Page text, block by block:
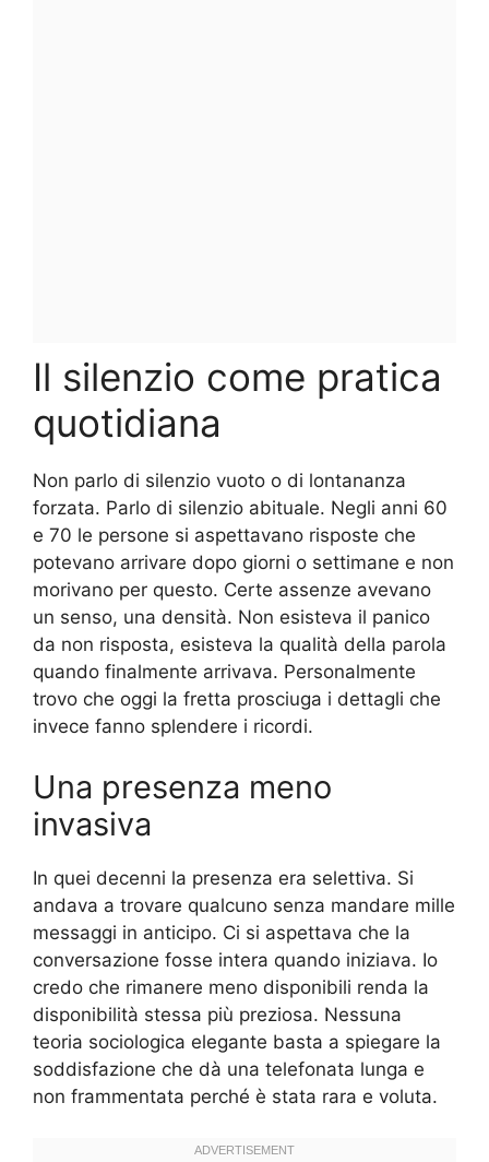
Il silenzio come pratica
quotidiana
Non parlo di silenzio vuoto o di lontananza
forzata. Parlo di silenzio abituale. Negli anni 60
e 70 le persone si aspettavano risposte che
potevano arrivare dopo giorni o settimane e non
morivano per questo. Certe assenze avevano
un senso, una densità. Non esisteva il panico
da non risposta, esisteva la qualità della parola
quando finalmente arrivava. Personalmente
trovo che oggi la fretta prosciuga i dettagli che
invece fanno splendere i ricordi.
Una presenza meno
invasiva
In quei decenni la presenza era selettiva. Si
andava a trovare qualcuno senza mandare mille
messaggi in anticipo. Ci si aspettava che la
conversazione fosse intera quando iniziava. Io
credo che rimanere meno disponibili renda la
disponibilità stessa più preziosa. Nessuna
teoria sociologica elegante basta a spiegare la
soddisfazione che dà una telefonata lunga e
non frammentata perché è stata rara e voluta.